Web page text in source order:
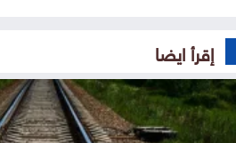
إقرأ ايضا